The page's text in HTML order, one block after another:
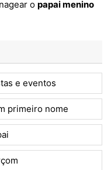
o papai menino
e eventos
primeiro nome